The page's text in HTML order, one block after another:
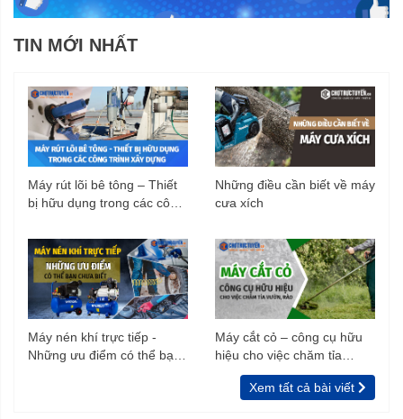
TIN MỚI NHẤT
Máy rút lõi bê tông – Thiết
bị hữu dụng trong các công
Những điều cần biết về máy
cưa xích
Máy nén khí trực tiếp -
Những ưu điểm có thể bạn
Máy cắt cỏ – công cụ hữu
hiệu cho việc chăm tỉa
vườn, rào
Xem tất cả bài viết